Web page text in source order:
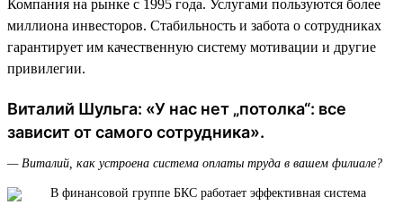
Компания на рынке с 1995 года. Услугами пользуются более
миллиона инвесторов. Стабильность и забота о сотрудниках
гарантирует им качественную систему мотивации и другие
привилегии.
Виталий Шульга: «У нас нет „потолка“: все
зависит от самого сотрудника».
— Виталий, как устроена система оплаты труда в вашем филиале?
В финансовой группе БКС работает эффективная система